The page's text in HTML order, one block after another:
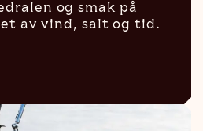
og smak på
av vind, salt og tid.